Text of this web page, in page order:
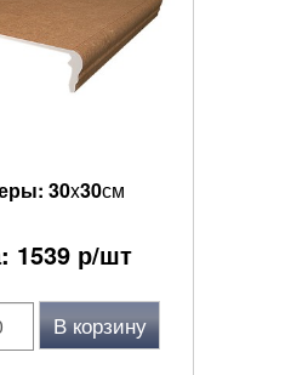
30x30см
1539р/шт
В корзину